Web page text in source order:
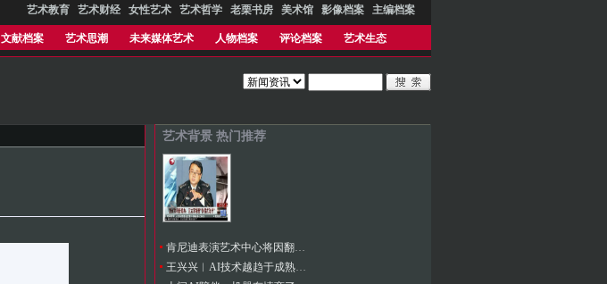
艺术教育 艺术财经 女性艺术 艺术哲学 老栗书房 美术馆 影像档案 主编档案
文献档案 艺术思潮 未来媒体艺术 人物档案 评论档案 艺术生态
艺术背景 热门推荐
肯尼迪表演艺术中心将因翻新工程关闭两年